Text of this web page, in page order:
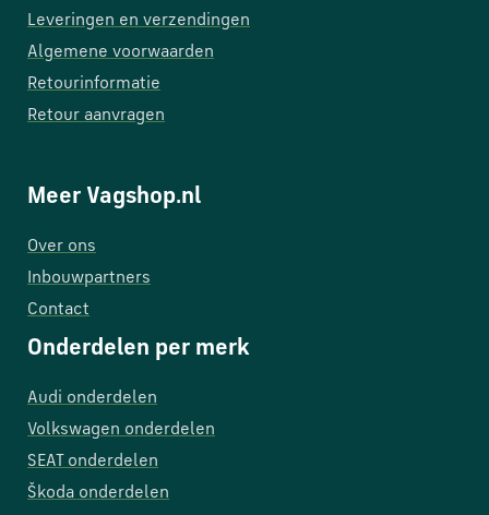
Leveringen en verzendingen
Algemene voorwaarden
Retourinformatie
Retour aanvragen
Meer Vagshop.nl
Over ons
Inbouwpartners
Contact
Onderdelen per merk
Audi onderdelen
Volkswagen onderdelen
SEAT onderdelen
Škoda onderdelen